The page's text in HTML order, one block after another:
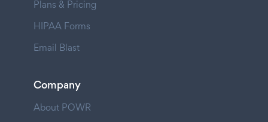
Plans & Pricing
HIPAA Forms
Email Blast
Company
About POWR